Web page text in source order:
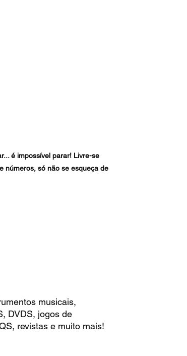
é impossível parar! Livre-se
números, só não se esqueça de
musicais,
DVDS, jogos de
revistas e muito mais!